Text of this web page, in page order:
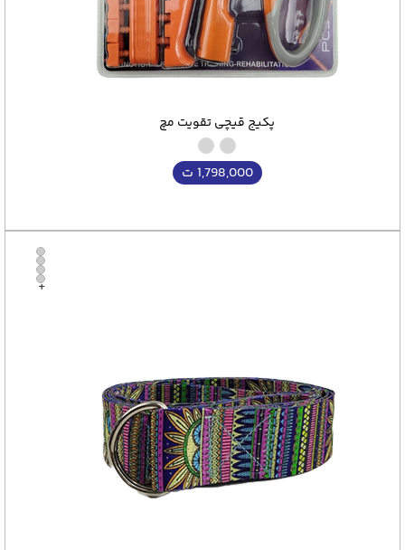
پکیج قیچی تقویت مچ
1,798,000 ت
+